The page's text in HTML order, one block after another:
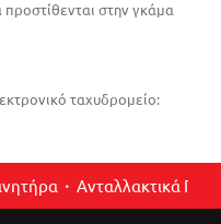
στην γκάμα
ταχυδρομείο:
Ανταλλακτικά